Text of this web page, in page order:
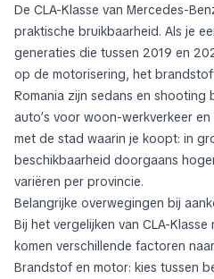
De CLA-Klasse van Mercedes-
praktische bruikbaarheid. Als je
generaties die tussen 2019 en
op de motorisering, het
Romania zijn sedans en shooting
auto’s voor woon-werkverkeer
met de stad waarin je koopt: in
beschikbaarheid doorgaans
variëren per provincie.
Belangrijke overwegingen bij
Bij het vergelijken van CLA-
komen verschillende factoren
Brandstof en motor: kies tussen